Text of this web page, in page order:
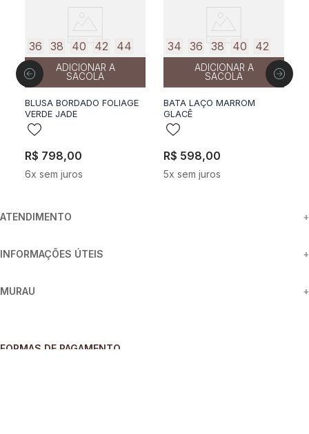
36 38 40 42 44
ADICIONAR A
SACOLA
BLUSA BORDADO FOLIAGE
VERDE JADE
R$ 798,00
6x sem juros
34 36 38 40 42
ADICIONAR A
SACOLA
BATA LAÇO MARROM
GLACÊ
R$ 598,00
5x sem juros
ATENDIMENTO +
INFORMAÇÕES ÚTEIS +
MURAU +
FORMAS DE PAGAMENTO